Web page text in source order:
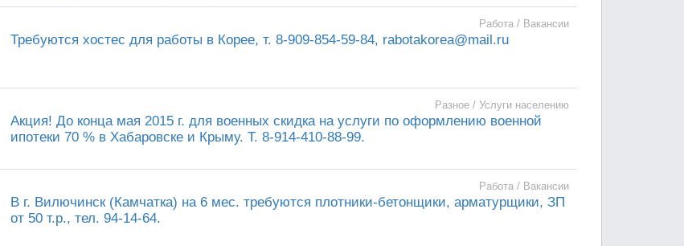
Работа / Вакансии
Требуются хостес для работы в Корее, т. 8-909-854-59-84, rabotakorea@mail.ru
Разное / Услуги населению
Акция! До конца мая 2015 г. для военных скидка на услуги по оформлению военной
ипотеки 70 % в Хабаровске и Крыму. Т. 8-914-410-88-99.
Работа / Вакансии
В г. Вилючинск (Камчатка) на 6 мес. требуются плотники-бетонщики, арматурщики, ЗП
от 50 т.р., тел. 94-14-64.